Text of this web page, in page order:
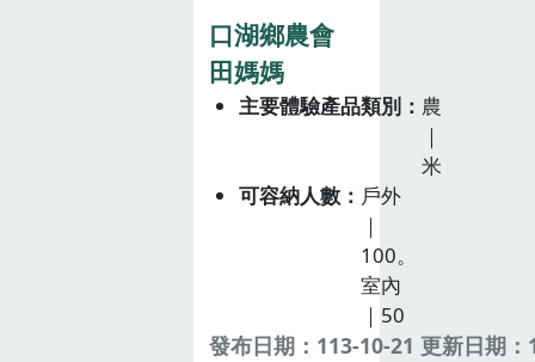
口湖鄉農會
田媽媽
主要體驗產品類別
農
｜
米
可容納人數
戶外
｜
100。
室內
｜50
發布日期：113-10-21 更新日期